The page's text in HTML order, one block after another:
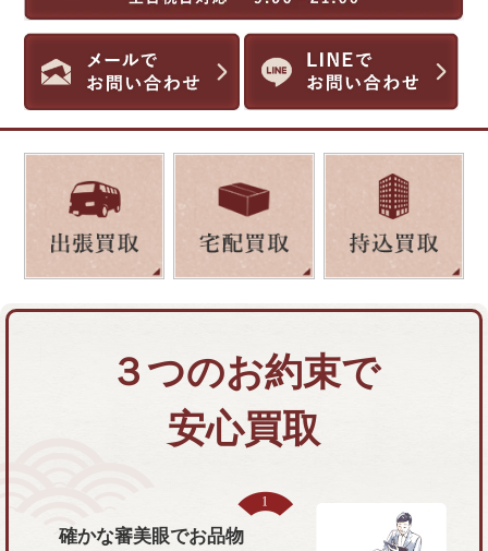
３つのお約束で
安心買取
確かな審美眼でお品物